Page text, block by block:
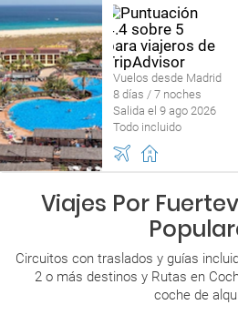
Vuelos desde Madrid
8 días / 7 noches
Salida el 9 ago 2026
Todo incluido
Viajes Por
Circuitos con traslados y guías
2 o más destinos y Rutas en
coche de